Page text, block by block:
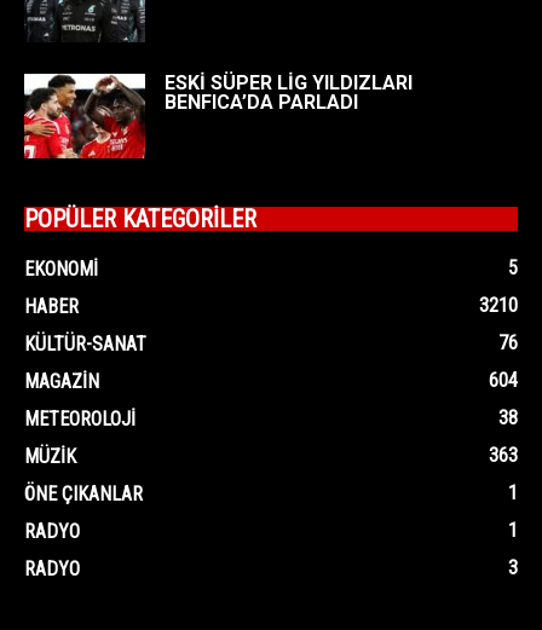
ESKİ SÜPER LİG YILDIZLARI
BENFICA’DA PARLADI
POPÜLER KATEGORİLER
EKONOMI
5
HABER
3210
KÜLTÜR-SANAT
76
MAGAZIN
604
METEOROLOJI
38
MÜZIK
363
ÖNE ÇIKANLAR
1
RADYO
1
RADYO
3